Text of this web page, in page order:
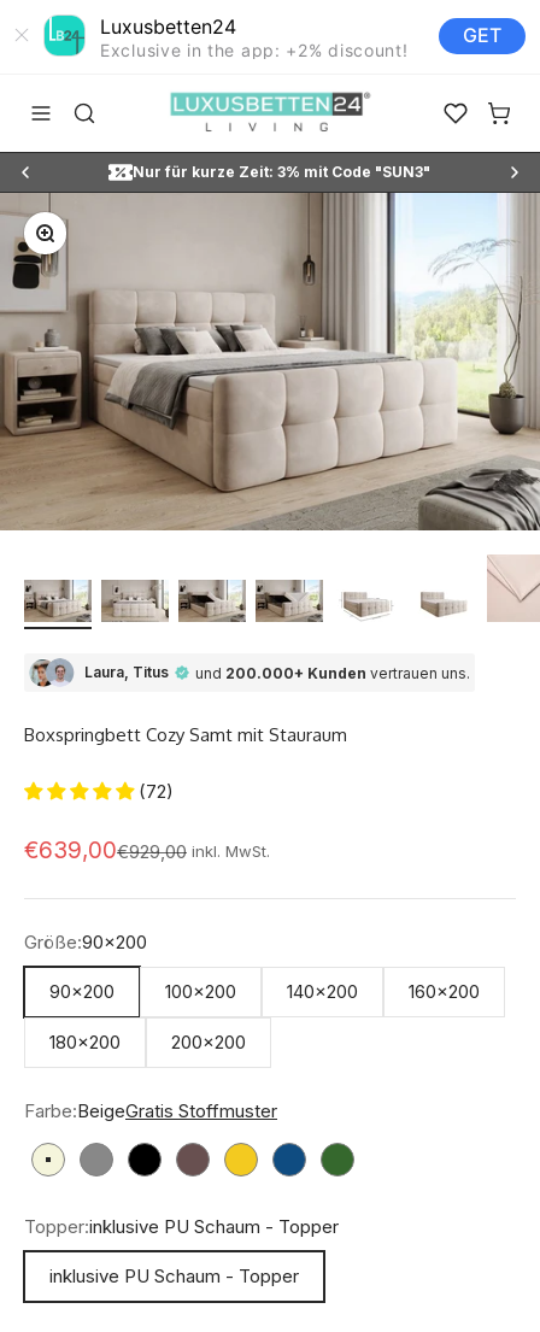
Luxusbetten24
Exclusive in the app: +2% discount!
GET
Navigationsmenü öffnen
Suche öffnen
Luxusbetten24
Favoriten
Nur für kurze Zeit: 3% mit Code "SUN3"
Bild vergrößern
Laura, Titus und 200.000+ Kunden vertrauen uns.
Boxspringbett Cozy Samt mit Stauraum
(72)
Angebot
€639,00Regulärer Preis
€929,00 inkl. MwSt.
Größe:90x200
90x200 100x200 140x200 160x200
180x200 200x200
Farbe:BeigeGratis Stoffmuster
BeigeGrau SchwarzBraunSenf Blau Grün
Topper:inklusive PU Schaum - Topper
inklusive PU Schaum - Topper